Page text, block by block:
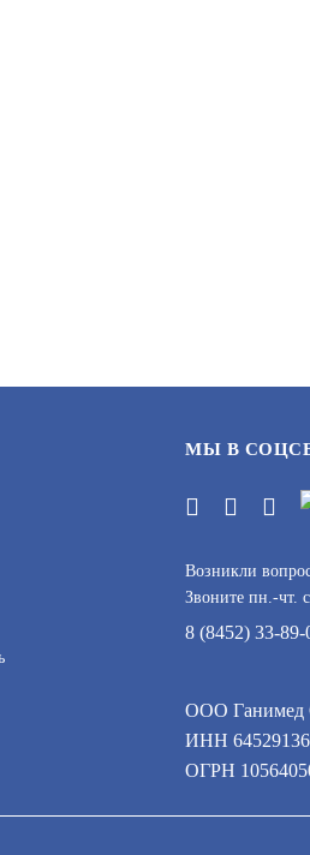
на обработку персональных
МЫ В
Возникли
Звоните пн.-чт.
8 (8452) 33-89-
ООО Ганимед
ИНН
ОГРН